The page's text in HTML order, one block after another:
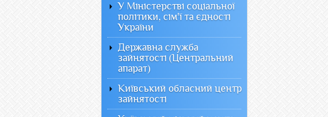
У Міністерстві соціальної
політики, сім'ї та єдності
України
Державна служба
зайнятості (Центральний
апарат)
Київський обласний центр
зайнятості